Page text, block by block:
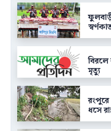
মৃত্যু
ধসে